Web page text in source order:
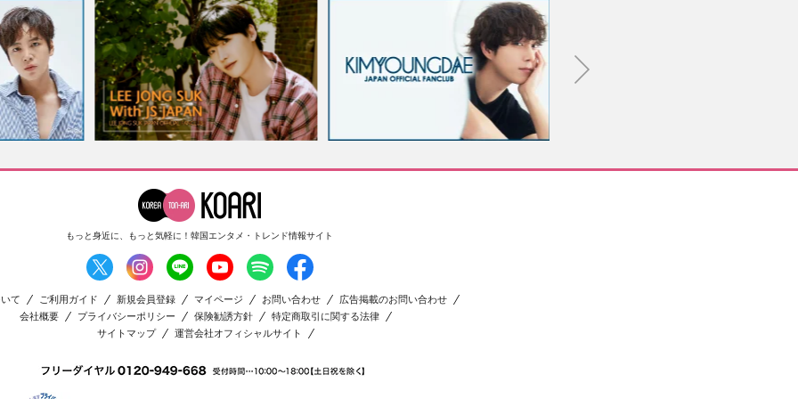
もっと身近に、もっと気軽に！ 韓国エンタメ・トレンド情報サイト
て ご利用ガイド 新規会員登録 マイページ お問い合わせ
広告掲載のお問い合わせ
会社概要
プライバシーポリシー 保険勧誘方針
特定商取引に関する法律
サイトマップ
運営会社オフィシャルサイト